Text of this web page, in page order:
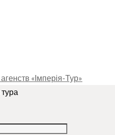
«Імперія-Тур»